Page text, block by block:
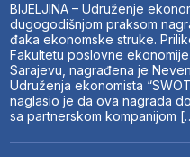
BIJELJINA – Udruženje
dugogodišnjom praksom
đaka ekonomske struke.
Fakultetu poslovne
Sarajevu, nagrađena je
Udruženja ekonomista
naglasio je da ova nagrada
sa partnerskom kompanijom